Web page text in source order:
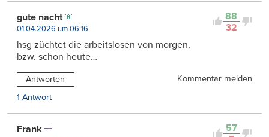
88
32
gute nacht
01.04.2026 um 06:16
hsg züchtet die arbeitslosen von morgen,
bzw. schon heute…
Antworten
Kommentar melden
1 Antwort
57
Frank